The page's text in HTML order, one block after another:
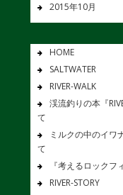
2015年10月
HOME
SALTWATER
RIVER-WALK
渓流釣りの本『
て
ミルクの中のイワ
て
『考えるロック
RIVER-STORY